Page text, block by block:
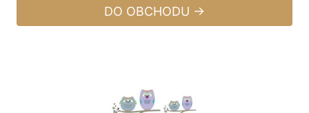
DO OBCHODU →